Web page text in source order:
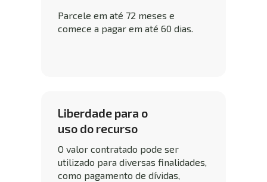
Parcele em até 72 meses e
comece a pagar em até 60 dias.
Liberdade para o
uso do recurso
O valor contratado pode ser
utilizado para diversas finalidades,
como pagamento de dívidas,